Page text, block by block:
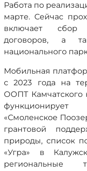
Работа по
марте. Сейчас
включает сбор
договоров, а
национального
Мобильная
с 2023 года на
ООПТ Камчатского
«Смоленское
грантовой
природы, список
«Угра» в
региональные